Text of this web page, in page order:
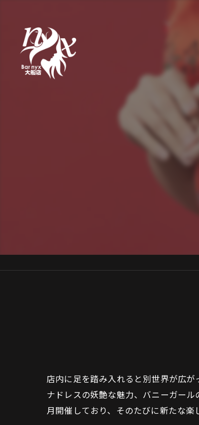
店内に足を踏み入れると別世界が広
ナドレスの妖艶な魅力、バニーガー
月開催しており、そのたびに新たな